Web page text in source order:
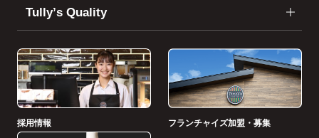
Tullyʼs Quality
採用情報 フランチャイズ加盟・募集